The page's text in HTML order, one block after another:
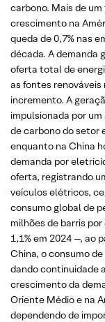
carbono. Mais de
crescimento na
queda de 0,7% nas
década. A demanda
oferta total de
as fontes
incremento. A
impulsionada por um
de carbono do setor
enquanto na China
demanda por
oferta, registrando
veículos elétricos,
consumo global de
milhões de barris
1,1% em 2024 —, ao
China, o consumo
dando continuidade
crescimento da
Oriente Médio e na
dependendo de